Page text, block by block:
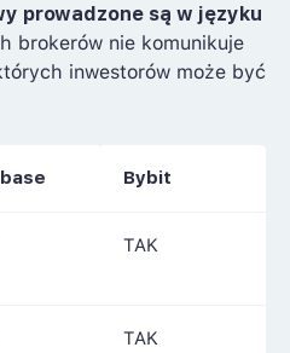
prowadzone są w języku
brokerów nie komunikuje
inwestorów może być
Bybit
TAK
TAK